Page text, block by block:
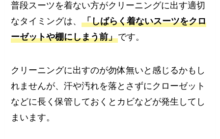
普段スーツを着ない方がクリーニングに出す適切
なタイミングは、「しばらく着ないスーツをクロ
ーゼットや棚にしまう前」です。
クリーニングに出すのが勿体無いと感じるかもし
れませんが、汗や汚れを落とさずにクローゼット
などに長く保管しておくとカビなどが発生してし
まいます。